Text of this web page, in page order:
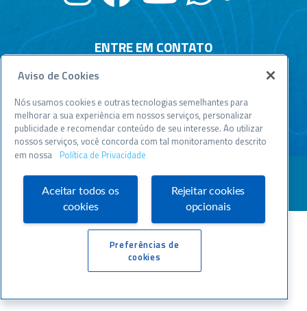
ENTRE EM CONTATO
Central de relacionamento
0800 570 0800
WWW.SEBRAESP.COM.BR
Aviso de Cookies
Nós usamos cookies e outras tecnologias semelhantes para
melhorar a sua experiência em nossos serviços, personalizar
publicidade e recomendar conteúdo de seu interesse. Ao utilizar
nossos serviços, você concorda com tal monitoramento descrito
em nossa Política de Privacidade
Aceitar todos os
cookies
Rejeitar cookies
opcionais
Preferências de
cookies